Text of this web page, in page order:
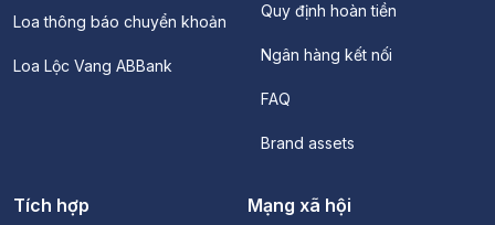
Loa thông báo chuyển khoản
Loa Lộc Vang ABBank
Quy định hoàn tiền
Ngân hàng kết nối
FAQ
Brand assets
Tích hợp Mạng xã hội